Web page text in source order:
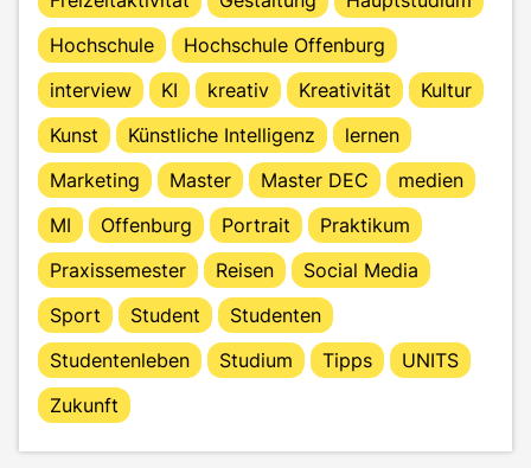
Hochschule
Hochschule Offenburg
interview
KI kreativ Kreativität
Kultur
Kunst
Künstliche Intelligenz
lernen
Marketing
Master Master DEC
medien
MI
Offenburg Portrait
Praktikum
Praxissemester
Reisen
Social Media
Sport
Student
Studenten
Studentenleben
Studium Tipps
UNITS
Zukunft